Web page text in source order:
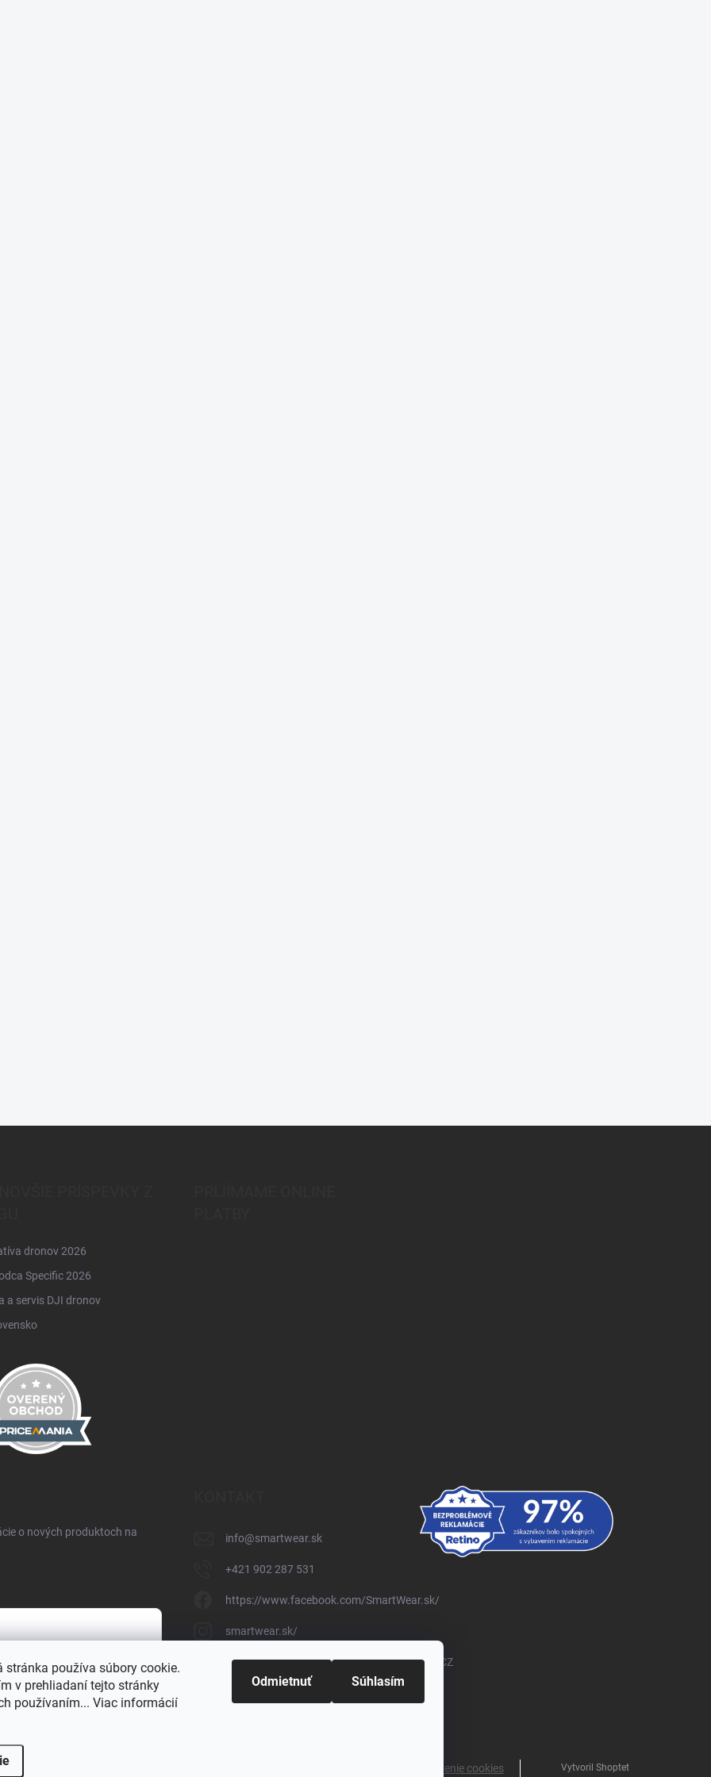
stránka používa súbory cookie.
v prehliadaní tejto stránky
používaním... Viac informácií
Odmietnuť Súhlasím
dronov 2026
Specific 2026
a servis DJI dronov
o nových produktoch na
údajov
info@smartwear.sk
+421 902 287 531
https://www.facebook.com/SmartWear.sk/
smartwear.sk/
https://www.youtube.com/@SmartWearSKCZ
Vytvoril Shoptet
Upraviť nastavenie cookies